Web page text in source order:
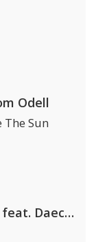
Odell
Sun
Hugel x Topic x Arash feat. Daecolm